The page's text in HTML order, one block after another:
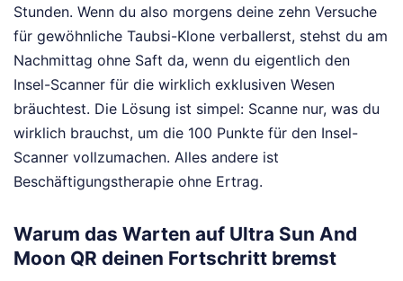
Stunden. Wenn du also morgens deine zehn Versuche
für gewöhnliche Taubsi-Klone verballerst, stehst du am
Nachmittag ohne Saft da, wenn du eigentlich den
Insel-Scanner für die wirklich exklusiven Wesen
bräuchtest. Die Lösung ist simpel: Scanne nur, was du
wirklich brauchst, um die 100 Punkte für den Insel-
Scanner vollzumachen. Alles andere ist
Beschäftigungstherapie ohne Ertrag.
Warum das Warten auf Ultra Sun And
Moon QR deinen Fortschritt bremst